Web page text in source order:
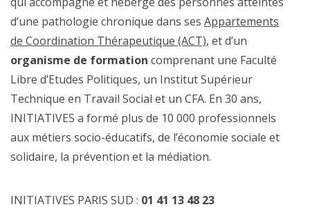
d’une pathologie chronique dans ses Appartements
de Coordination Thérapeutique (ACT), et d’un
organisme de formation comprenant une Faculté
Libre d’Etudes Politiques, un Institut Supérieur
Technique en Travail Social et un CFA. En 30 ans,
INITIATIVES a formé plus de 10 000 professionnels
aux métiers socio-éducatifs, de l’économie sociale et
solidaire, la prévention et la médiation.
INITIATIVES PARIS SUD : 01 41 13 48 23